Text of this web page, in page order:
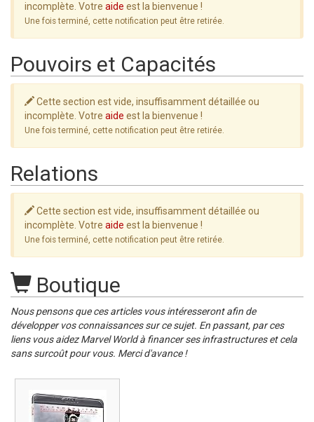
incomplète. Votre aide est la bienvenue !
Une fois terminé, cette notification peut être retirée.
Pouvoirs et Capacités
Cette section est vide, insuffisamment détaillée ou
incomplète. Votre aide est la bienvenue !
Une fois terminé, cette notification peut être retirée.
Relations
Cette section est vide, insuffisamment détaillée ou
incomplète. Votre aide est la bienvenue !
Une fois terminé, cette notification peut être retirée.
Boutique
Nous pensons que ces articles vous intéresseront afin de
développer vos connaissances sur ce sujet. En passant, par ces
liens vous aidez Marvel World à financer ses infrastructures et cela
sans surcoût pour vous. Merci d'avance !